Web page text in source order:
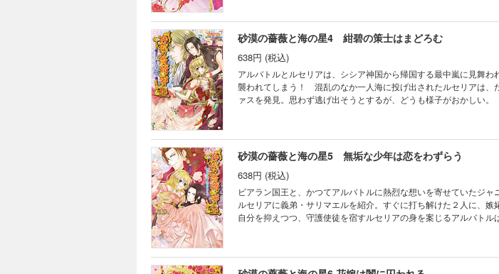
砂漠の薔薇と海の星4 紺碧の策士はまどろむ
638円 (税込)
アルバトルとルセリアは、シシア神国から帰国する最中嵐に見舞
襲われてしまう！ 混乱のなか一人海に投げ出されたルセリアは、
ァスを発見。思わず逃げ出そうとするが、どうも様子がおかしい
砂漠の薔薇と海の星5 無垢な少年は恋をわずらう
638円 (税込)
ビアラン国王と、かつてアルバトルに熱烈な想いを寄せていたジ
ルセリアに義弟・サリマエルを紹介。すぐに打ち解けた２人に、
自分を抑えつつ、守護使徒を宿すルセリアの身を案じるアルバト